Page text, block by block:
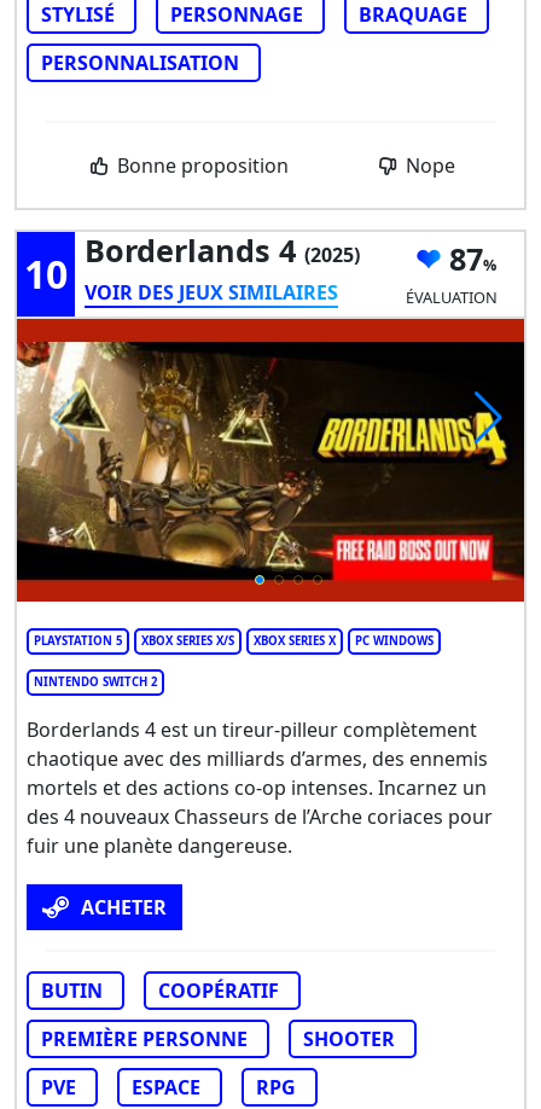
STYLISÉ
PERSONNAGE
BRAQUAGE
PERSONNALISATION
Bonne proposition Nope
10 Borderlands 4 (2025)
VOIR DES JEUX SIMILAIRES
87
ÉVALUATION
PLAYSTATION 5 XBOX SERIES X/S XBOX SERIES X PC WINDOWS
NINTENDO SWITCH 2
Borderlands 4 est un tireur-pilleur complètement
chaotique avec des milliards d’armes, des ennemis
mortels et des actions co-op intenses. Incarnez un
des 4 nouveaux Chasseurs de l’Arche coriaces pour
fuir une planète dangereuse.
ACHETER
BUTIN
COOPÉRATIF
PREMIÈRE PERSONNE
SHOOTER
PVE
ESPACE RPG